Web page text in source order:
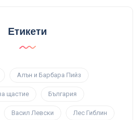
Етикети
Алън и Барбара Пийз
щастие България
Васил Левски Лес Гиблин